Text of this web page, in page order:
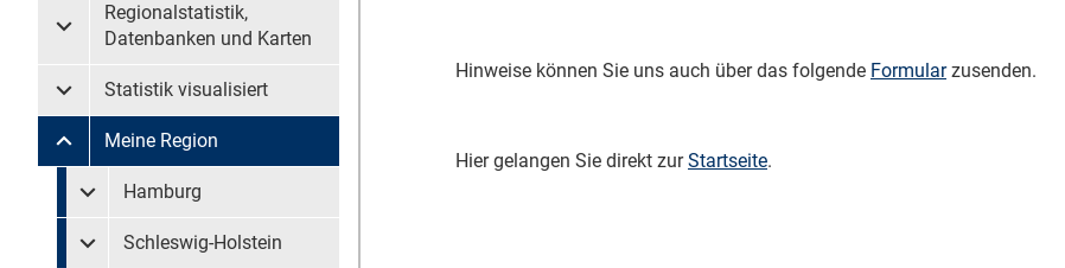
Untermenü überspringen
Untermenü Regionalstatistik, Datenbanken und Karten
Regionalstatistik,
Datenbanken und Karten
Untermenü Statistik visualisiert
Statistik visualisiert
Untermenü Meine Region
Meine Region
Untermenü überspringen
Untermenü Meine Region Hamburg
Hamburg
Untermenü Meine Region Schleswig-Holstein
Schleswig-Holstein
Hinweise können Sie uns auch über das folgende Formularzusenden.
Hier gelangen Sie direkt zurStartseite.